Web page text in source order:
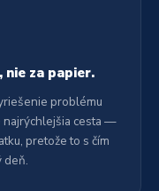
nie za papier.
problému
najrýchlejšia cesta —
pretože to s čím
deň.